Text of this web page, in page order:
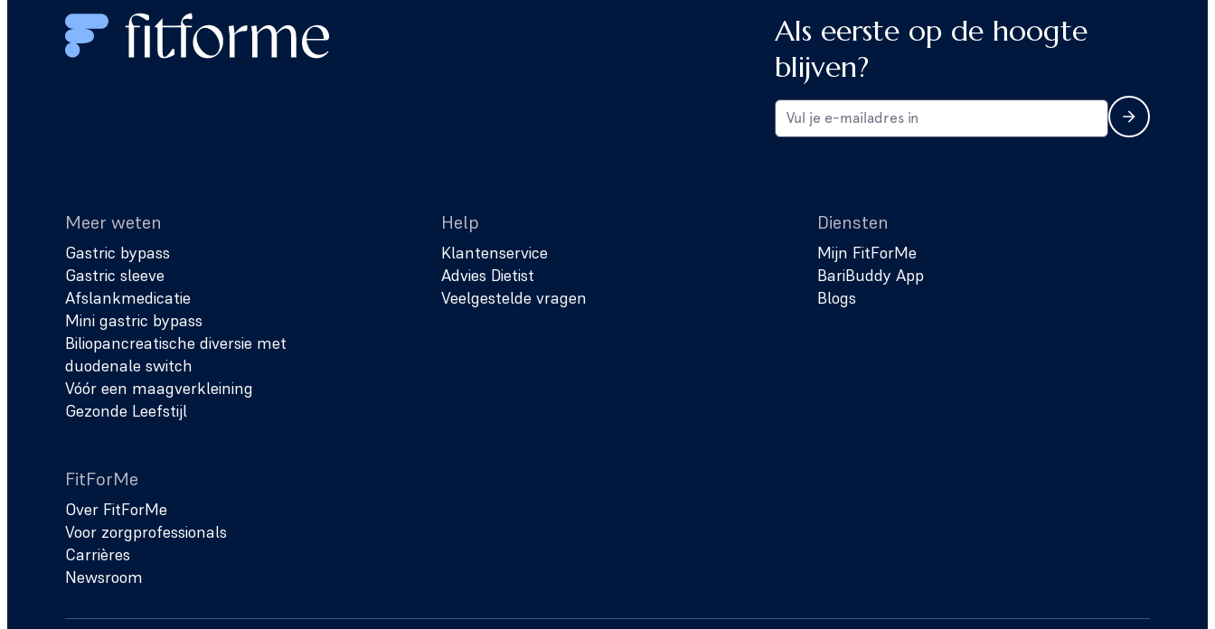
Als eerste op de hoogte
blijven?
Meer weten
Gastric bypass
Gastric sleeve
Afslankmedicatie
Mini gastric bypass
Biliopancreatische diversie met
duodenale switch
Vóór een maagverkleining
Gezonde Leefstijl
Help
Klantenservice
Advies Dietist
Veelgestelde vragen
Diensten
Mijn FitForMe
BariBuddy App
Blogs
FitForMe
Over FitForMe
Voor zorgprofessionals
Carrières
Newsroom